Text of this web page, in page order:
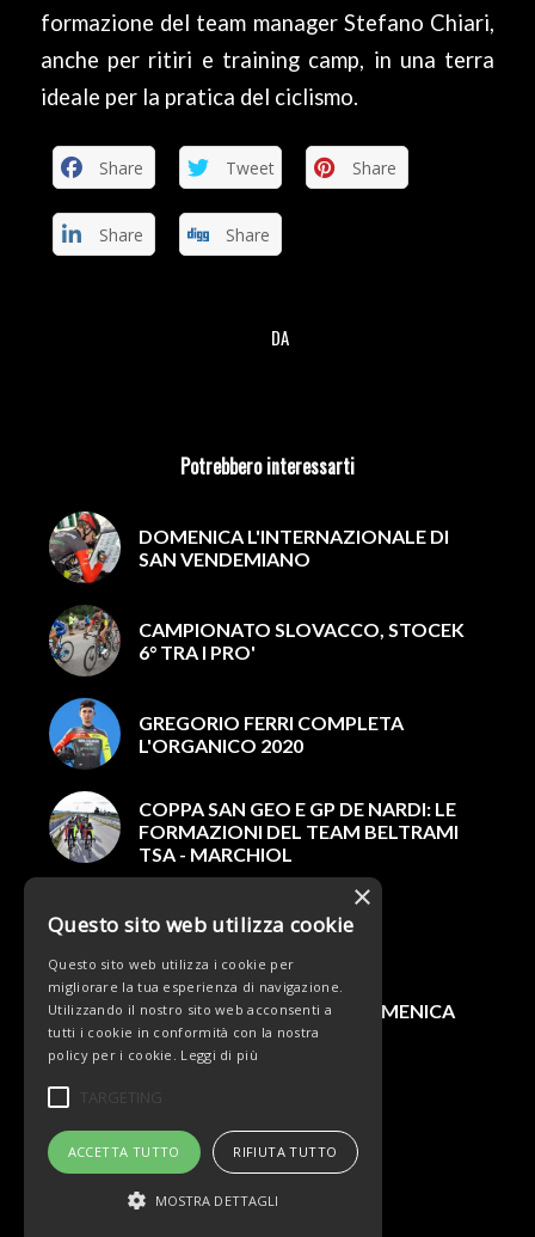
formazione del team manager Stefano Chiari,
anche per ritiri e training camp, in una terra
ideale per la pratica del ciclismo.
Share Tweet Share
Share Share
DA
Potrebbero interessarti
DOMENICA L'INTERNAZIONALE DI
SAN VENDEMIANO
CAMPIONATO SLOVACCO, STOCEK
6° TRA I PRO'
GREGORIO FERRI COMPLETA
L'ORGANICO 2020
COPPA SAN GEO E GP DE NARDI: LE
FORMAZIONI DEL TEAM BELTRAMI
TSA - MARCHIOL
BARONCINI TRIONFA NEL
#BELTRAMIMARCHIOL DOMENICA
IN GARA AL "DEL ROSSO"
×
Questo sito web utilizza cookie
Questo sito web utilizza i cookie per
migliorare la tua esperienza di navigazione.
Utilizzando il nostro sito web acconsenti a
tutti i cookie in conformità con la nostra
policy per i cookie. Leggi di più
TARGETING
ACCETTA TUTTO RIFIUTA TUTTO
MOSTRA DETTAGLI